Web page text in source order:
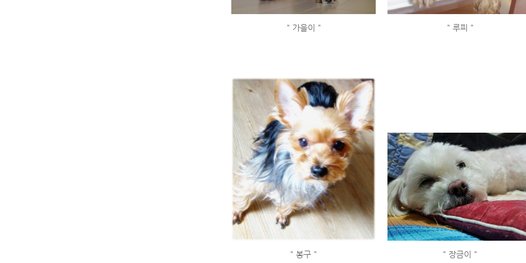
" 가을이 " " 루피 "
" 봉구 " " 장금이 "